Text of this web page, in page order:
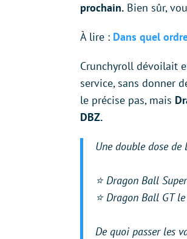
prochain. Bien sûr,
À lire : Dans quel
Crunchyroll dévoilait
service, sans donner
le précise pas, mais
DBZ.
Une double dose
⭐ Dragon Ball
⭐ Dragon Ball GT
De quoi passer les